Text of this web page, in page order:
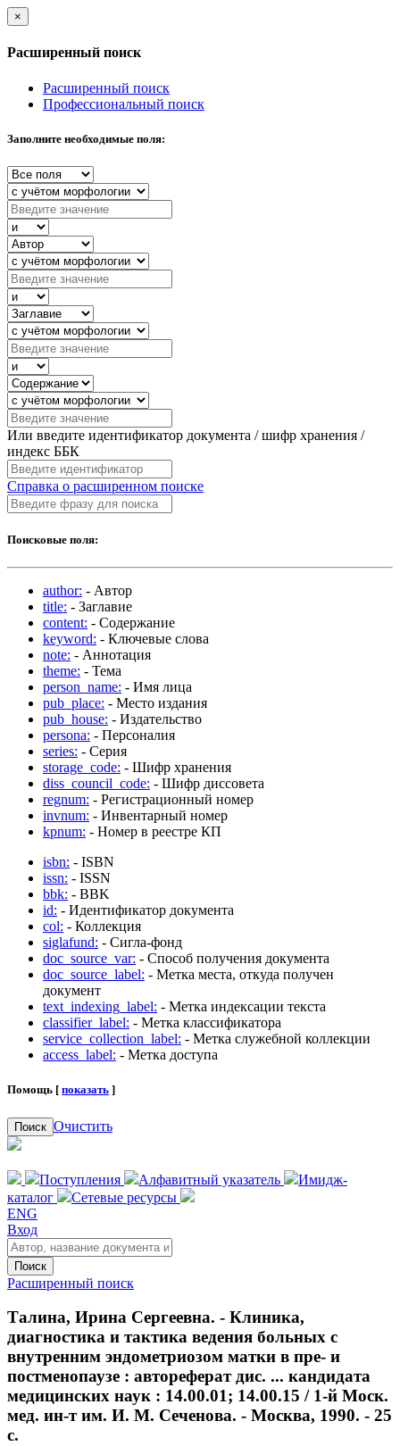
×
Расширенный поиск
Расширенный поиск
Профессиональный поиск
Заполните необходимые поля:
Или введите идентификатор документа / шифр хранения /
индекс ББК
Справка о расширенном поиске
Поисковые поля:
author: - Автор
title: - Заглавие
content: - Содержание
keyword: - Ключевые слова
note: - Аннотация
theme: - Тема
person_name: - Имя лица
pub_place: - Место издания
pub_house: - Издательство
persona: - Персоналия
series: - Серия
storage_code: - Шифр хранения
diss_council_code: - Шифр диссовета
regnum: - Регистрационный номер
invnum: - Инвентарный номер
kpnum: - Номер в реестре КП
isbn: - ISBN
issn: - ISSN
bbk: - BBK
id: - Идентификатор документа
col: - Коллекция
siglafund: - Сигла-фонд
doc_source_var: - Способ получения документа
doc_source_label: - Метка места, откуда получен
документ
text_indexing_label: - Метка индексации текста
classifier_label: - Метка классификатора
service_collection_label: - Метка служебной коллекции
access_label: - Метка доступа
Помощь [ показать ]
Поиск Очистить
Поступления Алфавитный указатель
Имидж-
каталог
Сетевые ресурсы
ENG
Вход
Поиск
Расширенный поиск
Талина, Ирина Сергеевна. - Клиника,
диагностика и тактика ведения больных с
внутренним эндометриозом матки в пре- и
постменопаузе : автореферат дис. ... кандидата
медицинских наук : 14.00.01; 14.00.15 / 1-й Моск.
мед. ин-т им. И. М. Сеченова. - Москва, 1990. - 25
с.